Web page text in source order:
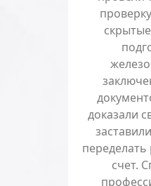
доказали
переделать
счет.